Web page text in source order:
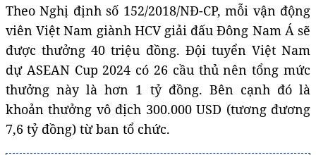
Theo Nghị định số 152/2018/NĐ-CP, mỗi vận động
viên Việt Nam giành HCV giải đấu Đông Nam Á sẽ
được thưởng 40 triệu đồng. Đội tuyển Việt Nam
dự ASEAN Cup 2024 có 26 cầu thủ nên tổng mức
thưởng này là hơn 1 tỷ đồng. Bên cạnh đó là
khoản thưởng vô địch 300.000 USD (tương đương
7,6 tỷ đồng) từ ban tổ chức.